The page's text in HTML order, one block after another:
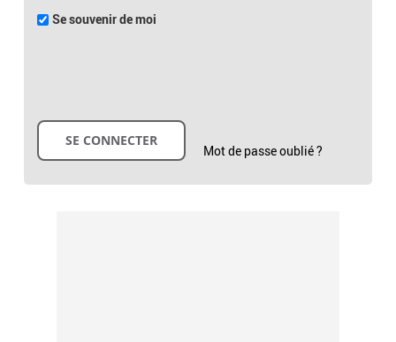
Se souvenir de moi
Mot de passe oublié ?